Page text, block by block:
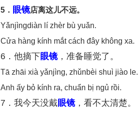
5． 眼镜店离这儿不远。
Yǎnjìngdiàn lí zhèr bù yuǎn.
Cửa hàng kính mắt cách đây không xa.
6．他摘下眼镜，准备睡觉了。
Tā zhāi xià yǎnjìng, zhǔnbèi shuì jiào le.
Anh ấy bỏ kính ra, chuẩn bị ngủ rồi.
7．我今天没戴眼镜，看不太清楚。